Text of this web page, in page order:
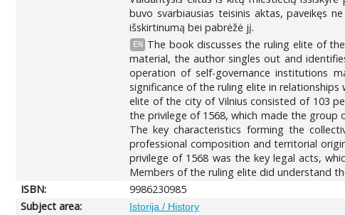
buvo svarbiausias teisinis aktas, paveikęs
išskirtinumą bei pabrėžė jį.
EN
The book discusses the ruling elite of
material, the author singles out and
operation of self-governance institutions
significance of the ruling elite in
elite of the city of Vilnius consisted of 103
the privilege of 1568, which made the group
The key characteristics forming the
professional composition and territorial
privilege of 1568 was the key legal acts,
Members of the ruling elite did understand
ISBN:
9986230985
Subject area:
Istorija / History